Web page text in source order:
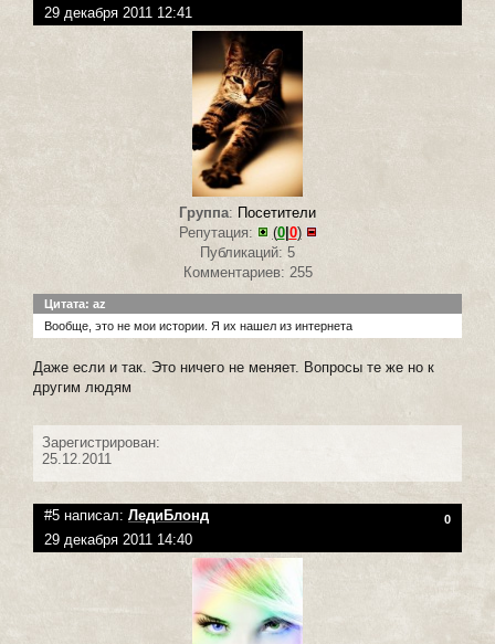
29 декабря 2011 12:41
Группа: Посетители
Репутация:
(0| 0)
Публикаций: 5
Комментариев: 255
Цитата: az
Вообще, это не мои истории. Я их нашел из интернета
Даже если и так. Это ничего не меняет. Вопросы те же но к
другим людям
Зарегистрирован:
25.12.2011
#5 написал: ЛедиБлонд 0
29 декабря 2011 14:40